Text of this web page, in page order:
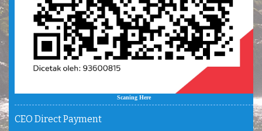
Scaning Here
CEO Direct Payment